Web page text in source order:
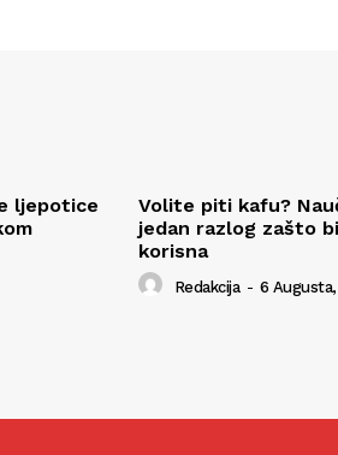
ljepotice
Volite piti kafu?
jedan razlog zašto
korisna
Redakcija - 6